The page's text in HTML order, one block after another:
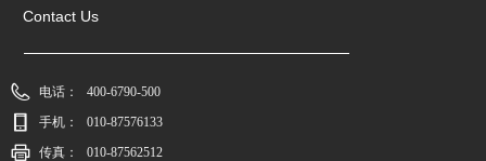
电话：
400-6790-500
手机：
010-87576133
传真：
010-87562512
Contact Us